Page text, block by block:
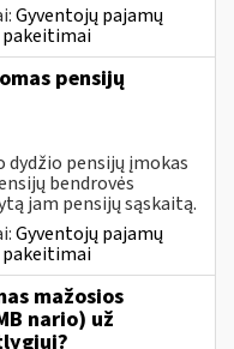
Gyventojų pajamų
pakeitimai
pensijų
pensijų įmokas
bendrovės
jam pensijų sąskaitą.
Gyventojų pajamų
pakeitimai
mažosios
nario) už